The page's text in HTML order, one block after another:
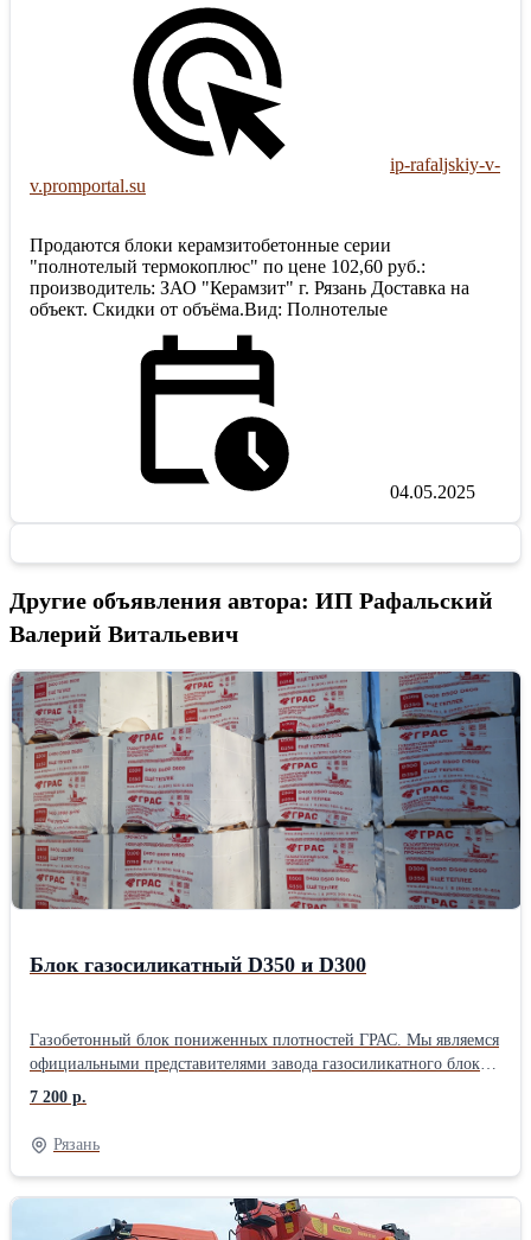
ip-rafaljskiy-v-
v.promportal.su
Продаются блоки керамзитобетонные серии
"полнотелый термокоплюс" по цене 102,60 руб.:
производитель: ЗАО "Керамзит" г. Рязань Доставка на
объект. Скидки от объёма.Вид: Полнотелые
04.05.2025
Другие объявления автора: ИП Рафальский
Валерий Витальевич
Блок газосиликатный D350 и D300
Газобетонный блок пониженных плотностей ГРАС. Мы являемся
официальными представителями завода газосиликатного блока
ГРАС-Саратов по Рязани и Рязанской области. Главным
отличительным признаком газобетонного блок ГРАС является
улучшенные изоляционные и теплотехнические показатели.
Газосиликатным блокам плотностью D350 и D300 соответствуют
теплопроводность 0,084 - 0,072 Вт&amp;#x2F;(м·К). Стены из
такого блока не требуют дополнительного утепления! К
сведению: теплопроводность обычного газосиликатного блока
7 200 р.
Рязань